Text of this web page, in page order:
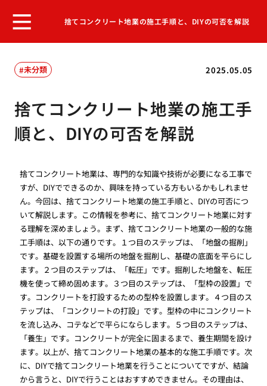
捨てコンクリート地業の施工手順と、DIYの可否を解説
2025.05.05
未分類
捨てコンクリート地業の施工手
順と、DIYの可否を解説
捨てコンクリート地業は、専門的な知識や技術が必要になる工事で
すが、DIYでできるのか、興味を持っている方もいるかもしれませ
ん。今回は、捨てコンクリート地業の施工手順と、DIYの可否につ
いて解説します。この情報を参考に、捨てコンクリート地業に対す
る理解を深めましょう。まず、捨てコンクリート地業の一般的な施
工手順は、以下の通りです。１つ目のステップは、「地盤の掘削」
です。基礎を設置する場所の地盤を掘削し、基礎の底面を平らにし
ます。２つ目のステップは、「転圧」です。掘削した地盤を、転圧
機を使って締め固めます。３つ目のステップは、「型枠の設置」で
す。コンクリートを打設するための型枠を設置します。４つ目のス
テップは、「コンクリートの打設」です。型枠の中にコンクリート
を流し込み、コテなどで平らにならします。５つ目のステップは、
「養生」です。コンクリートが完全に固まるまで、養生期間を設け
ます。以上が、捨てコンクリート地業の基本的な施工手順です。次
に、DIYで捨てコンクリート地業を行うことについてですが、結論
から言うと、DIYで行うことはおすすめできません。その理由は、